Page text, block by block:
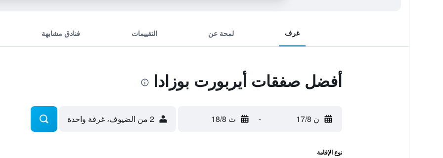
غرف لمحة عن التقييمات فنادق مشابهة
أفضل صفقات أيربورت بوزادا
ن 17/8 - ث 18/8 2 من الضيوف، غرفة واحدة
نوع الإقامة